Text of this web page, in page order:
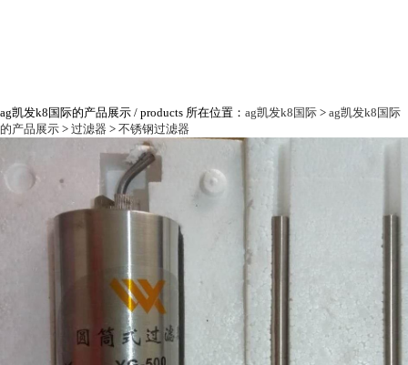
ag凯发k8国际的产品展示 / products 所在位置： ag凯发k8国际 > ag凯发k8国际
的产品展示 > 过滤器 > 不锈钢过滤器